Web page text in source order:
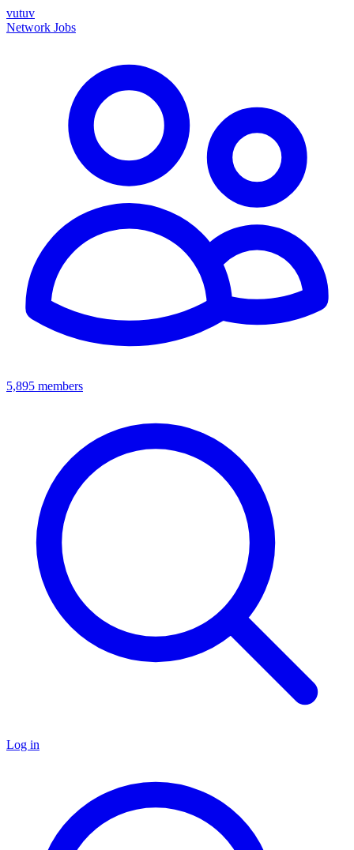
vutuv
Network Jobs
5,895 members
Log in